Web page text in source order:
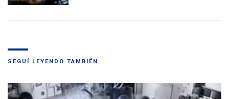
SEGUÍ LEYENDO TAMBIÉN